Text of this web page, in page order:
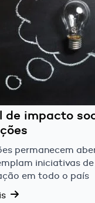
de impacto
permanecem
iniciativas
em todo o país